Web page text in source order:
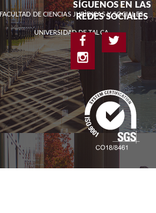
FACULTAD DE CIENCIAS JURÌDICAS Y SOCIALES
UNIVERSIDAD DE TALCA
SÍGUENOS EN LAS
REDES SOCIALES